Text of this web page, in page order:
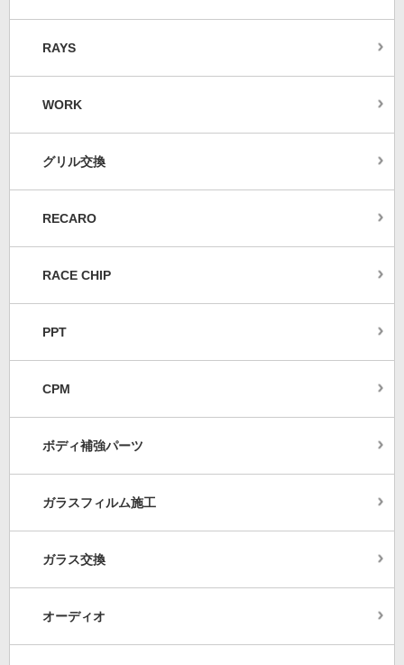
RAYS
WORK
グリル交換
RECARO
RACE CHIP
PPT
CPM
ボディ補強パーツ
ガラスフィルム施工
ガラス交換
オーディオ